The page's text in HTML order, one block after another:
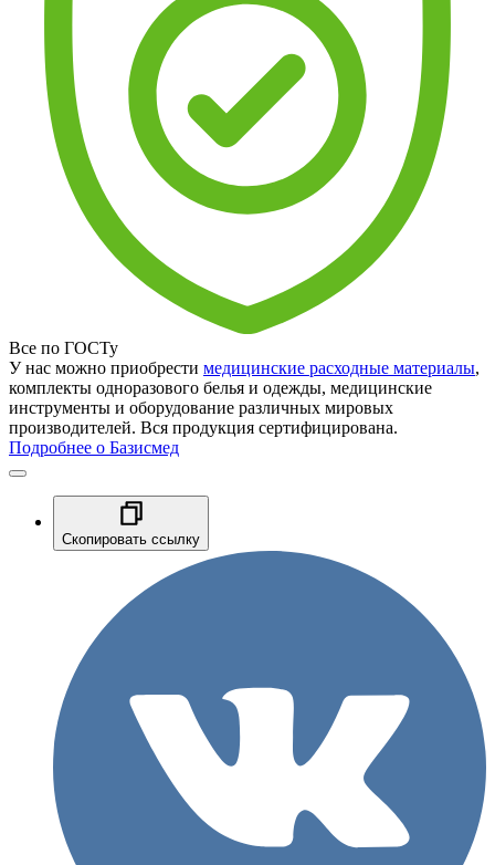
Все по ГОСТу
У нас можно приобрести медицинские расходные материалы,
комплекты одноразового белья и одежды, медицинские
инструменты и оборудование различных мировых
производителей. Вся продукция сертифицирована.
Подробнее о Базисмед
Скопировать ссылку